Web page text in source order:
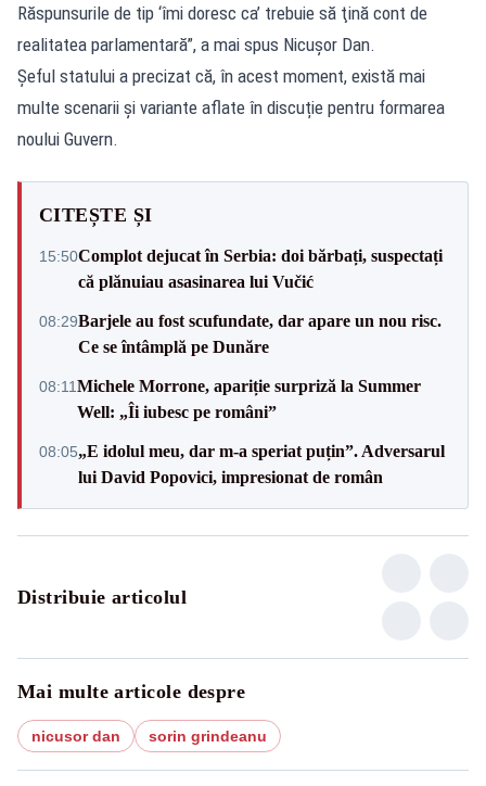
Răspunsurile de tip ‘îmi doresc ca’ trebuie să ţină cont de
realitatea parlamentară”, a mai spus Nicuşor Dan.
Șeful statului a precizat că, în acest moment, există mai
multe scenarii și variante aflate în discuție pentru formarea
noului Guvern.
CITEȘTE ȘI
15:50Complot dejucat în Serbia: doi bărbați, suspectați
că plănuiau asasinarea lui Vučić
08:29Barjele au fost scufundate, dar apare un nou risc.
Ce se întâmplă pe Dunăre
08:11Michele Morrone, apariție surpriză la Summer
Well: „Îi iubesc pe români”
08:05„E idolul meu, dar m-a speriat puțin”. Adversarul
lui David Popovici, impresionat de român
Distribuie articolul
Mai multe articole despre
nicusor dan sorin grindeanu